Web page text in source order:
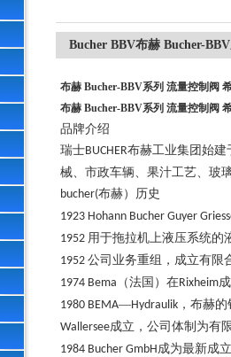
Bucher BBV布赫 Bucher-
布赫 Bucher-BBV系列 流量控制阀
布赫 Bucher-BBV系列 流量控制阀
品牌介绍
瑞士BUCHER布赫工业集团始建
械、市政车辆、果汁工艺、玻
bucher(布赫）历史
1923 Hohann Bucher Guyer
1952 用于拖拉机上液压系统的
1952 公司业务重组，成立有限
1974 Bema （法国）在Rixheim
1980 BEMA—Hydraulik ，布赫
Wallersee成立，公司体制为有
1984 Bucher GmbH成为最新成